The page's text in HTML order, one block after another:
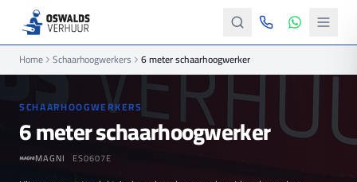
Home Schaarhoogwerkers 6 meter schaarhoogwerker
SCHAARHOOGWERKERS
6 meter schaarhoogwerker
MAGNI ES0607E